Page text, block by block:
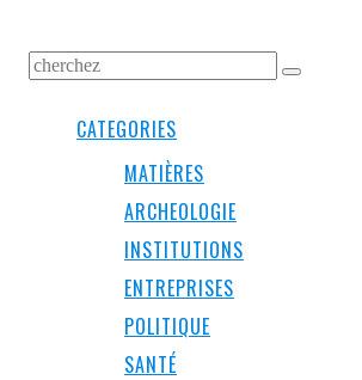
CATEGORIES
MATIÈRES
ARCHEOLOGIE
INSTITUTIONS
ENTREPRISES
POLITIQUE
SANTÉ